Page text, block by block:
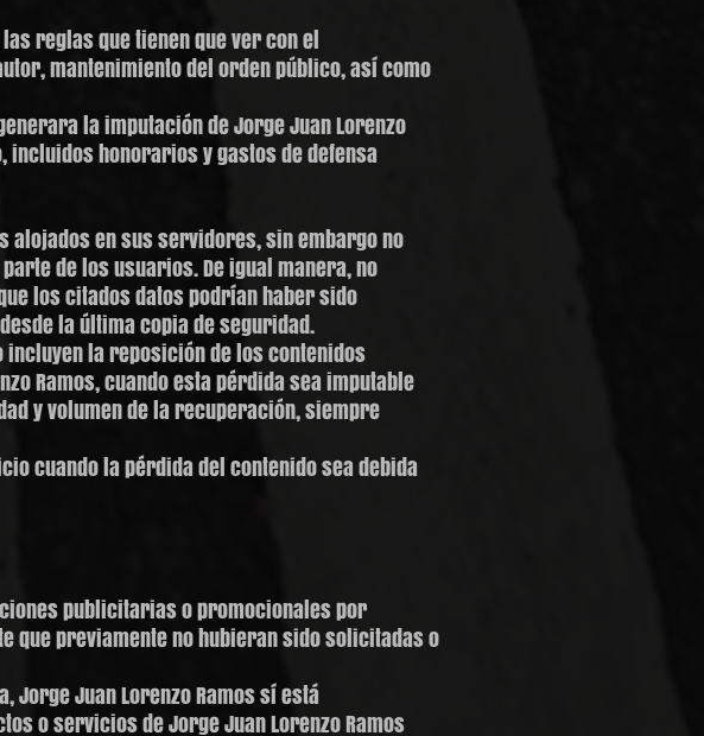
reglas que tienen que ver con el
mantenimiento del orden público, así como
la imputación de Jorge Juan Lorenzo
honorarios y gastos de defensa
alojados en sus servidores, sin embargo no
de los usuarios. De igual manera, no
los citados datos podrían haber sido
la última copia de seguridad.
la reposición de los contenidos
Ramos, cuando esta pérdida sea imputable
y volumen de la recuperación, siempre
cuando la pérdida del contenido sea debida
publicitarias o promocionales por
que previamente no hubieran sido solicitadas o
Juan Lorenzo Ramos sí está
o servicios de Jorge Juan Lorenzo Ramos